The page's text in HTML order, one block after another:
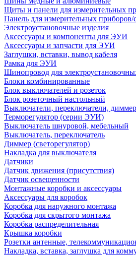
Щиты и панели для измерительных
Панель для измерительных приборов/
Электроустановочные изделия
Аксессуары и компоненты для ЭУИ
Аксессуары и запчасти для ЭУИ
Заглушки, вставки, вывод кабеля
Рамка для ЭУИ
Шинопровод для
Блоки комбинированные
Блок выключателей и розеток
Блок розеточный настольный
Выключатели, переключатели,
Терморегулятор (серии ЭУИ)
Выключатель шнуровой, мебельный
Выключатель, переключатель
Диммер (светорегулятор)
Накладка для выключателя
Датчики
Датчик движения (присутствия)
Датчик освещенности
Монтажные коробки и аксессуары
Аксессуары для коробок
Коробка для наружного монтажа
Коробка для скрытого монтажа
Коробка распределительная
Крышка коробки
Розетки антенные,
Накладка, вставка, заглушка для